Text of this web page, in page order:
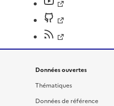
Données ouvertes
Thématiques
Données de référence